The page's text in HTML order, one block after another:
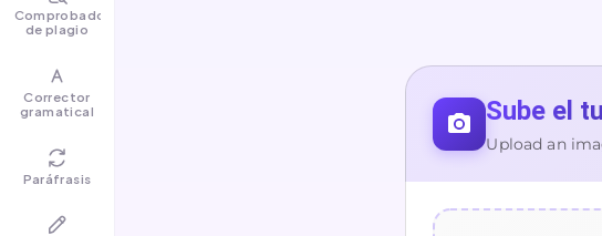
Comprobador
de plagio
Corrector
gramatical
Paráfrasis
Sube el
Upload an